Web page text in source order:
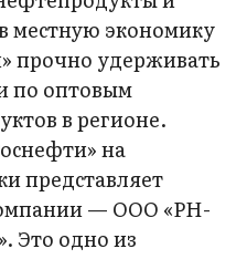
местную экономику
прочно удерживать
по оптовым
в регионе.
на
представляет
— ООО «РН-
Это одно из